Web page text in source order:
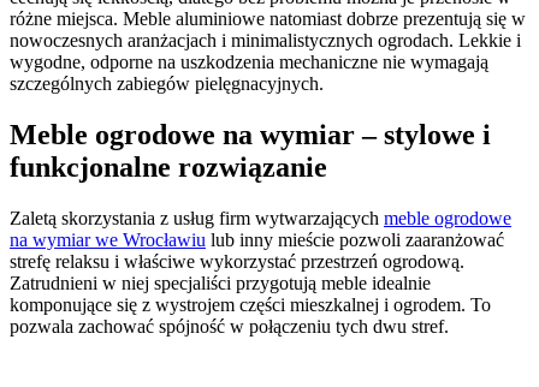
różne miejsca. Meble aluminiowe natomiast dobrze prezentują się w
nowoczesnych aranżacjach i minimalistycznych ogrodach. Lekkie i
wygodne, odporne na uszkodzenia mechaniczne nie wymagają
szczególnych zabiegów pielęgnacyjnych.
Meble ogrodowe na wymiar – stylowe i
funkcjonalne rozwiązanie
Zaletą skorzystania z usług firm wytwarzających meble ogrodowe
na wymiar we Wrocławiu lub inny mieście pozwoli zaaranżować
strefę relaksu i właściwe wykorzystać przestrzeń ogrodową.
Zatrudnieni w niej specjaliści przygotują meble idealnie
komponujące się z wystrojem części mieszkalnej i ogrodem. To
pozwala zachować spójność w połączeniu tych dwu stref.